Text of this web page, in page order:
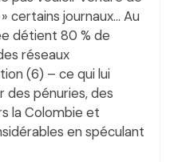
certains journaux… Au
détient 80 % de
réseaux
(6) – ce qui lui
des pénuries, des
la Colombie et
en spéculant